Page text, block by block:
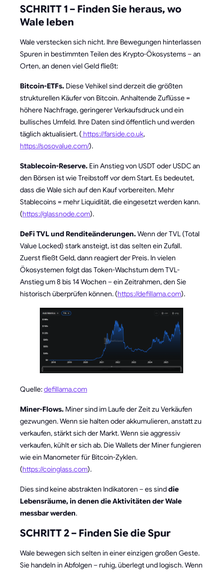
SCHRITT 1 – Finden Sie heraus, wo
Wale leben
Wale verstecken sich nicht. Ihre Bewegungen hinterlassen
Spuren in bestimmten Teilen des Krypto-Ökosystems – an
Orten, an denen viel Geld fließt:
Bitcoin-ETFs. Diese Vehikel sind derzeit die größten
strukturellen Käufer von Bitcoin. Anhaltende Zuflüsse =
höhere Nachfrage, geringerer Verkaufsdruck und ein
bullisches Umfeld. Ihre Daten sind öffentlich und werden
täglich aktualisiert. (https://farside.co.uk,
https://sosovalue.com/).
Stablecoin-Reserve. Ein Anstieg von USDT oder USDC an
den Börsen ist wie Treibstoff vor dem Start. Es bedeutet,
dass die Wale sich auf den Kauf vorbereiten. Mehr
Stablecoins = mehr Liquidität, die eingesetzt werden kann.
(https://glassnode.com).
DeFi TVL und Renditeänderungen.Wenn der TVL (Total
Value Locked) stark ansteigt, ist das selten ein Zufall.
Zuerst fließt Geld, dann reagiert der Preis. In vielen
Ökosystemen folgt das Token-Wachstum dem TVL-
Anstieg um 8 bis 14 Wochen – ein Zeitrahmen, den Sie
historisch überprüfen können. (https://defillama.com).
Quelle:defillama.com
Miner-Flows. Miner sind im Laufe der Zeit zu Verkäufen
gezwungen. Wenn sie halten oder akkumulieren, anstatt zu
verkaufen, stärkt sich der Markt. Wenn sie aggressiv
verkaufen, kühlt er sich ab. Die Wallets der Miner fungieren
wie ein Manometer für Bitcoin-Zyklen.
(https://coinglass.com).
Dies sind keine abstrakten Indikatoren – es sinddie
Lebensräume, in denen die Aktivitäten der Wale
messbar werden.
SCHRITT 2 – Finden Sie die Spur
Wale bewegen sich selten in einer einzigen großen Geste.
Sie handeln in Abfolgen – ruhig, überlegt und logisch. Wenn